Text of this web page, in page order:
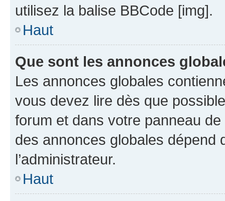
utilisez la balise BBCode [img].
Haut
Que sont les annonces
Les annonces globales
vous devez lire dès que
forum et dans votre panneau
des annonces globales dépend
l’administrateur.
Haut